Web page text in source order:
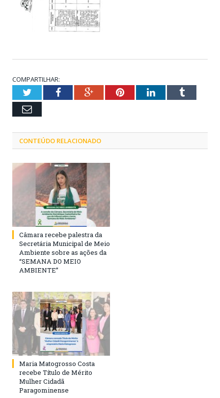
COMPARTILHAR:
TwitterFacebookGoogle+PinterestLinkedInTumblr
Email
CONTEÚDO RELACIONADO
Câmara recebe palestra da
Secretária Municipal de Meio
Ambiente sobre as ações da
“SEMANA DO MEIO
AMBIENTE”
Maria Matogrosso Costa
recebe Título de Mérito
Mulher Cidadã
Paragominense